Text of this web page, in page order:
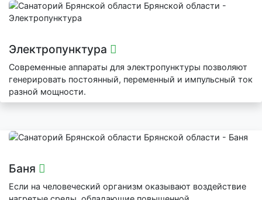
Электропунктура
Современные аппараты для электропунктуры позволяют
генерировать постоянный, переменный и импульсный ток
разной мощности.
Баня
Если на человеческий организм оказывают воздействие